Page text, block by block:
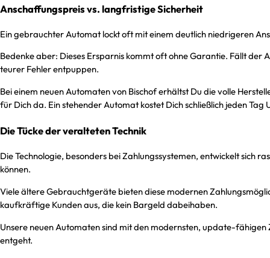
Anschaffungspreis vs. langfristige Sicherheit
Ein gebrauchter Automat lockt oft mit einem deutlich niedrigeren
Bedenke aber: Dieses Ersparnis kommt oft ohne Garantie. Fällt der
teurer Fehler entpuppen.
Bei einem neuen Automaten von Bischof erhältst Du die volle
für Dich da. Ein stehender Automat kostet Dich schließlich jeden Tag
Die Tücke der veralteten Technik
Die Technologie, besonders bei Zahlungssystemen, entwickelt sich
können.
Viele ältere Gebrauchtgeräte bieten diese modernen
kaufkräftige Kunden aus, die kein Bargeld dabeihaben.
Unsere neuen Automaten sind mit den modernsten, update-
entgeht.